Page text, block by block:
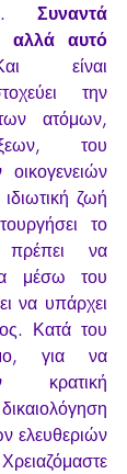
. Συναντά
αλλά αυτό
είναι
την
ατόμων,
του
ζωή
το
πρέπει να
μέσω του
να υπάρχει
Κατά του
για να
κρατική
ελευθεριών